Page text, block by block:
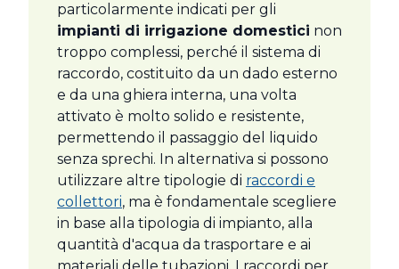
particolarmente indicati per gli
impianti di irrigazione domestici non
troppo complessi, perché il sistema di
raccordo, costituito da un dado esterno
e da una ghiera interna, una volta
attivato è molto solido e resistente,
permettendo il passaggio del liquido
senza sprechi. In alternativa si possono
utilizzare altre tipologie di raccordi e
collettori, ma è fondamentale scegliere
in base alla tipologia di impianto, alla
quantità d'acqua da trasportare e ai